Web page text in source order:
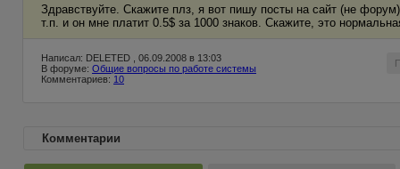
Здравствуйте. Скажите плз, я вот пишу посты на сайт (не
т.п. и он мне платит 0.5$ за 1000 знаков. Скажите, это
Написал: DELETED , 06.09.2008 в 13:03
В форуме: Общие вопросы по работе системы
Комментариев: 10
Комментарии